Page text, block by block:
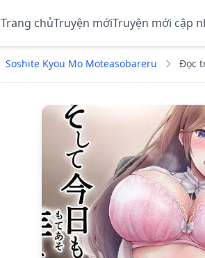
Trang chủTruyện mớiTruyện mới cập
Soshite Kyou Mo Moteasobareru Đọc